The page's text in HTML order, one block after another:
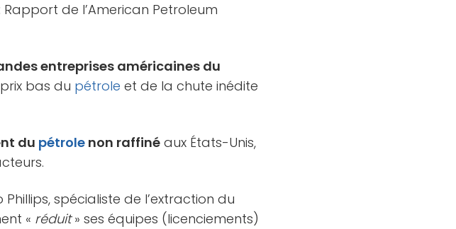
Rapport de l’American Petroleum
entreprises américaines du
bas du pétrole et de la chute inédite
du pétrole non raffiné aux États-Unis,
spécialiste de l’extraction du
« réduit» ses équipes (licenciements)